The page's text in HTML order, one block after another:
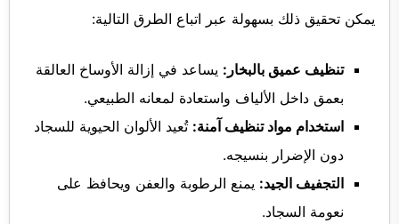
يمكن تحقيق ذلك بسهولة عبر اتباع الطرق التالية:
تنظيف عميق بالبخار: يساعد في إزالة الأوساخ العالقة
بعمق داخل الألياف واستعادة لمعانه الطبيعي.
استخدام مواد تنظيف آمنة: تُعيد الألوان الحيوية للسجاد
دون الإضرار بنسيجه.
التجفيف الجيد: يمنع الرطوبة والعفن ويحافظ على
نعومة السجاد.